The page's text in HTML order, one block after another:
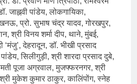
पांडेय, लोकगायिका,
प्रो. सुभाष चंद्र यादव, गोरखपुर,
श्री विनय शर्मा दीप, थाने, मुंबई,
‘मंजु’, देहरादून, डॉ. भीखी प्रसाद
सिलीगुड़ी, श्री शारदा प्रसाद दुबे,
पूजा अग्रवाल, मुजफ्फरनगर, श्री
श्री मुकेश कुमार ठाकुर, कालिंपोंग, स्नेह